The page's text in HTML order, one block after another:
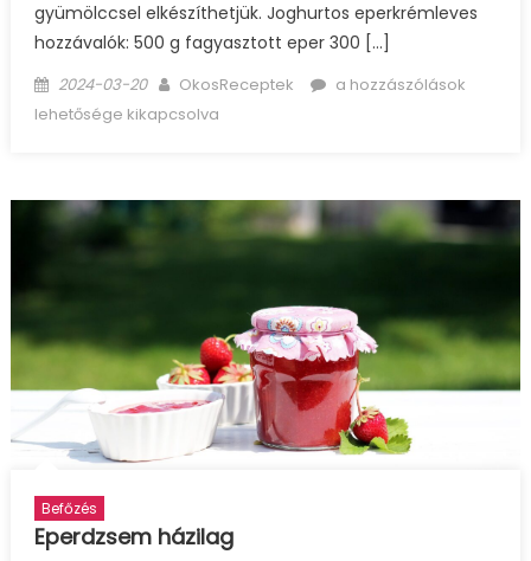
gyümölccsel elkészíthetjük. Joghurtos eperkrémleves
hozzávalók: 500 g fagyasztott eper 300 […]
Posted
on
2024-03-20 Author
OkosReceptek
Joghurtos
a hozzászólások
lehetősége kikapcsolva
Befőzés
Eperdzsem házilag